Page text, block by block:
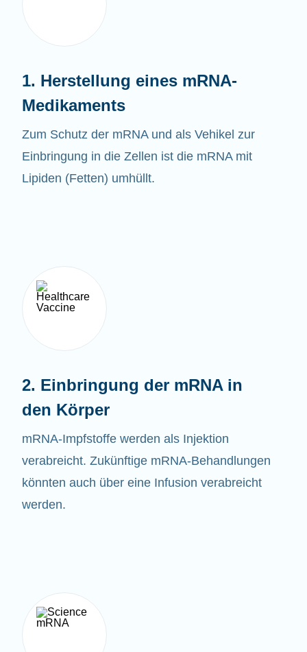
1. Herstellung eines mRNA-
Medikaments
Zum Schutz der mRNA und als Vehikel zur
Einbringung in die Zellen ist die mRNA mit
Lipiden (Fetten) umhüllt.
2. Einbringung der mRNA in
den Körper
mRNA-Impfstoffe werden als Injektion
verabreicht. Zukünftige mRNA-Behandlungen
könnten auch über eine Infusion verabreicht
werden.